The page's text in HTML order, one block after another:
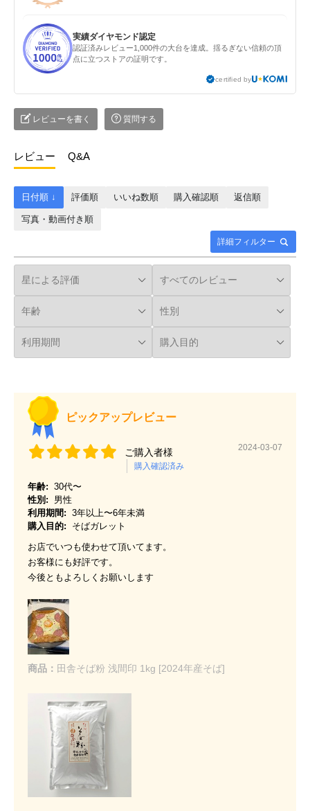
実績ダイヤモンド認定
認証済みレビュー1,000件の大台を達成。揺るぎない信頼の頂
点に立つストアの証明です。
certified by
レビューを書く 質問する
レビュー Q&A
詳細フィルター
日付順 ↓ 評価順 いいね数順 購入確認順 返信順
写真・動画付き順
ピックアップレビュー
ご購入者様
購入確認済み
2024-03-07
年齢: 30代〜
性別:
男性
利用期間: 3年以上〜6年未満
購入目的:
そばガレット
お店でいつも使わせて頂いてます。
お客様にも好評です。
今後ともよろしくお願いします
商品： 田舎そば粉 浅間印 1kg [2024年産そば]